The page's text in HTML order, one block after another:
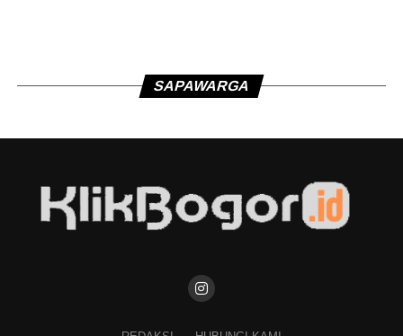
SAPAWARGA